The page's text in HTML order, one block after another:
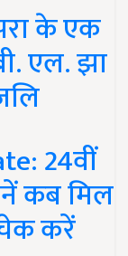
के एक
एल. झा
24वीं
कब मिल
करें